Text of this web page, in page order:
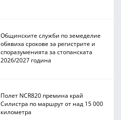
Общинските служби по земеделие
обявиха срокове за регистрите и
споразуменията за стопанската
2026/2027 година
Полет NCR820 премина край
Силистра по маршрут от над 15 000
километра